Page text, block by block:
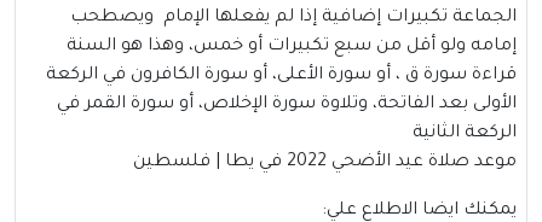
الجماعة تكبيرات إضافية إذا لم يفعلها الإمام ويصطحب
إمامه ولو أقل من سبع تكبيرات أو خمس، وهذا هو السنة
قراءة سورة ق ، أو سورة الأعلى، أو سورة الكافرون في الركعة
الأولى بعد الفاتحة، وتلاوة سورة الإخلاص، أو سورة القمر في
الركعة الثانية
موعد صلاة عيد الأضحي 2022 في يطا | فلسطين
يمكنك ايضا الاطلاع علي: